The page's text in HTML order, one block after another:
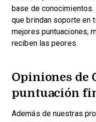
base de
que brindan soporte en
mejores puntuaciones,
reciben las peores.
Opiniones de
puntuación
Además de nuestras